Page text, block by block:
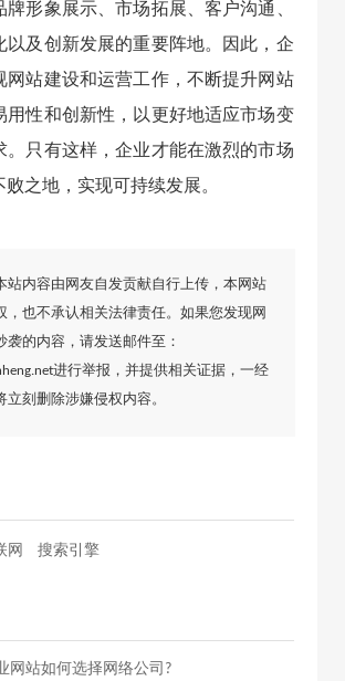
牌形象展示、市场拓展、客户沟通、
以及创新发展的重要阵地。因此，企
网站建设和运营工作，不断提升网站
用性和创新性，以更好地适应市场变
。只有这样，企业才能在激烈的市场
之地，实现可持续发展。
站内容由网友自发贡献自行上传，本网站
，也不承认相关法律责任。如果您发现网
袭的内容，请发送邮件至：
进行举报，并提供相关证据，一经
立刻删除涉嫌侵权内容。
网 搜索引擎
网站如何选择网络公司?